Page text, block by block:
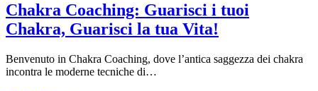
Chakra Coaching: Guarisci i tuoi
Chakra, Guarisci la tua Vita!
Benvenuto in Chakra Coaching, dove l’antica saggezza dei chakra
incontra le moderne tecniche di…